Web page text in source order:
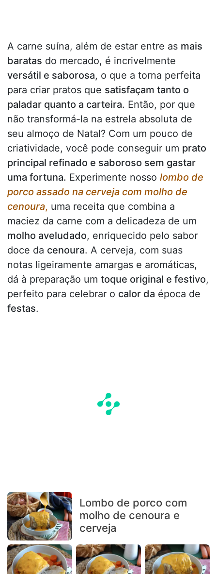
A carne suína, além de estar entre as mais
baratas do mercado, é incrivelmente
versátil e saborosa, o que a torna perfeita
para criar pratos que satisfaçam tanto o
paladar quanto a carteira. Então, por que
não transformá-la na estrela absoluta de
seu almoço de Natal? Com um pouco de
criatividade, você pode conseguir um prato
principal refinado e saboroso sem gastar
uma fortuna. Experimente nosso lombo de
porco assado na cerveja com molho de
cenoura, uma receita que combina a
maciez da carne com a delicadeza de um
molho aveludado, enriquecido pelo sabor
doce da cenoura. A cerveja, com suas
notas ligeiramente amargas e aromáticas,
dá à preparação um toque original e festivo,
perfeito para celebrar o calor da época de
festas.
Lombo de porco com
molho de cenoura e
cerveja